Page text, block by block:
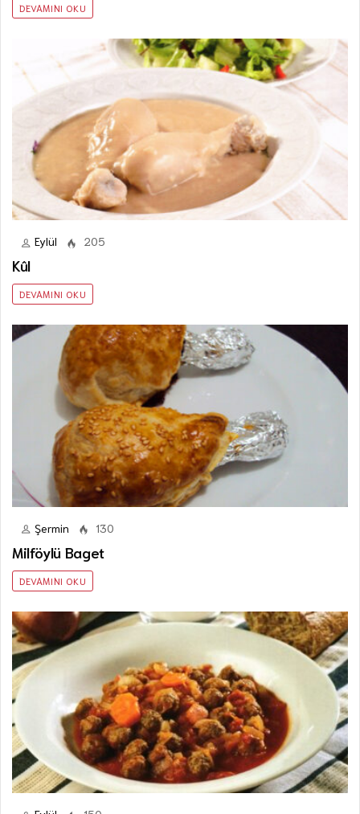
DEVAMINI OKU
Eylül 205
Kûl
DEVAMINI OKU
Şermin 130
Milföylü Baget
DEVAMINI OKU